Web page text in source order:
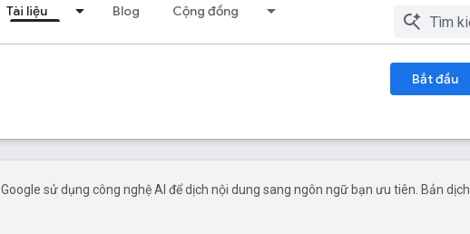
Tài liệu Blog Cộng đồng
Bắt đầu
Google sử dụng công nghệ AI để dịch nội dung sang ngôn ngữ bạn ưu tiên. Bản dịch